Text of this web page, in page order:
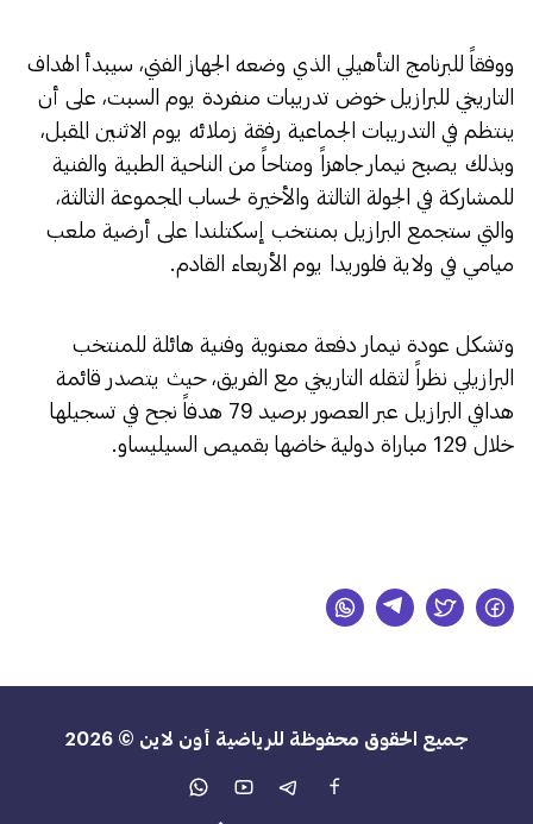
​ووفقاً للبرنامج التأهيلي الذي وضعه الجهاز الفني، سيبدأ الهداف
التاريخي للبرازيل خوض تدريبات منفردة يوم السبت، على أن
ينتظم في التدريبات الجماعية رفقة زملائه يوم الاثنين المقبل،
وبذلك يصبح نيمار جاهزاً ومتاحاً من الناحية الطبية والفنية
للمشاركة في الجولة الثالثة والأخيرة لحساب المجموعة الثالثة،
والتي ستجمع البرازيل بمنتخب إسكتلندا على أرضية ملعب
ميامي في ولاية فلوريدا يوم الأربعاء القادم.
​وتشكل عودة نيمار دفعة معنوية وفنية هائلة للمنتخب
البرازيلي نظراً لثقله التاريخي مع الفريق، حيث يتصدر قائمة
هدافي البرازيل عبر العصور برصيد 79 هدفاً نجح في تسجيلها
خلال 129 مباراة دولية خاضها بقميص السيليساو.
جميع الحقوق محفوظة للرياضية أون لاين © 2026